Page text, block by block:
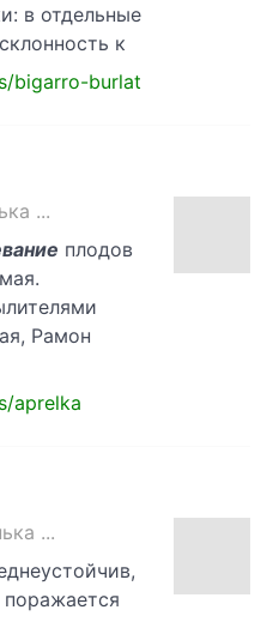
в отдельные
к
bigarro-burlat
...
плодов
Рамон
aprelka
...